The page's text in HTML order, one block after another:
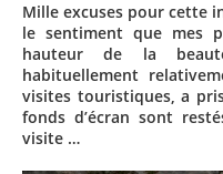
Mille excuses pour cette
le sentiment que mes
hauteur de la
habituellement
visites touristiques, a
fonds d’écran sont
visite …